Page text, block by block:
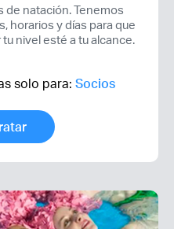
de natación. Tenemos
horarios y días para que
nivel esté a tu alcance.
solo para: Socios